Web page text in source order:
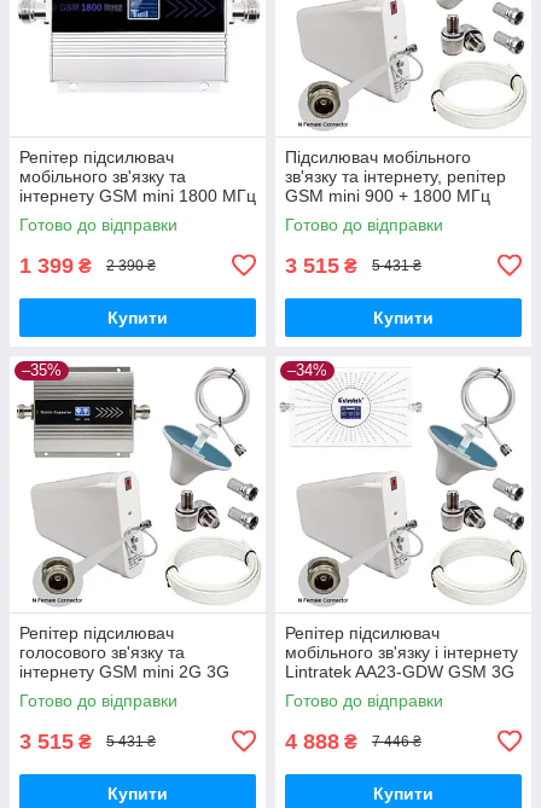
Репітер підсилювач
мобільного зв'язку та
інтернету GSM mini 1800 МГц
GSM, 4G LTE
Готово до відправки
1 399 ₴ 2 390 ₴
Купити
Підсилювач мобільного
зв'язку та інтернету, репітер
GSM mini 900 + 1800 МГц
2G, 4G LTE (10/3 дБі )
Готово до відправки
3 515 ₴ 5 431 ₴
Купити
–35%
Репітер підсилювач
голосового зв'язку та
інтернету GSM mini 2G 3G
4G сигналу 1800 та 2100 МГц
(10/3 дБі)
Готово до відправки
3 515 ₴ 5 431 ₴
Купити
–34%
Репітер підсилювач
мобільного зв'язку і інтернету
Lintratek AA23-GDW GSM 3G
4G 900 1800 2100 МГц (10/3
дБі)
Готово до відправки
4 888 ₴ 7 446 ₴
Купити